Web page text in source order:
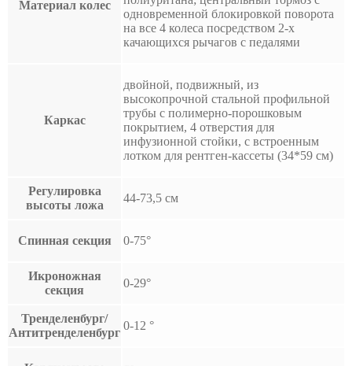
Материал колес
одновременной блокировкой поворота
на все 4 колеса посредством 2-х
качающихся рычагов с педалями
Каркас
двойной, подвижный, из
высокопрочной стальной профильной
трубы с полимерно-порошковым
покрытием, 4 отверстия для
инфузионной стойки, с встроенным
лотком для рентген-кассеты (34*59 см)
Регулировка
высоты ложа
44-73,5 см
Спинная секция 0-75°
Икроножная
секция
0-29°
Тренделенбург/
Антитренделенбург
0-12 °